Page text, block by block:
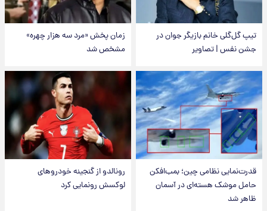
تیپ گل‌گلی خانم بازیگر جوان در
جشن نفس | تصاویر
زمان پخش «مرد سه هزار چهره»
مشخص شد
قدرت‌نمایی نظامی چین؛ بمب‌افکن
حامل موشک هسته‌ای در آسمان
ظاهر شد
رونالدو از گنجینه خودروهای
لوکسش رونمایی کرد